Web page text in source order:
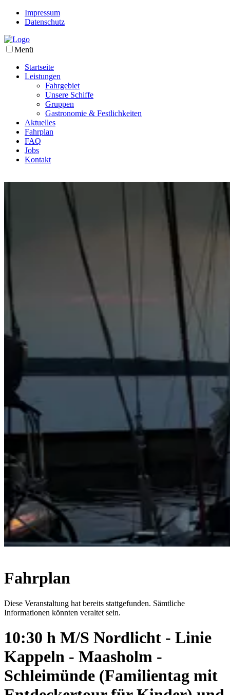
Impressum
Datenschutz
Menü
Startseite
Leistungen
Fahrgebiet
Unsere Schiffe
Gruppen
Gastronomie & Festlichkeiten
Aktuelles
Fahrplan
FAQ
Jobs
Kontakt
Fahrplan
Diese Veranstaltung hat bereits stattgefunden. Sämtliche
Informationen könnten veraltet sein.
10:30 h M/S Nordlicht - Linie
Kappeln - Maasholm -
Schleimünde (Familientag mit